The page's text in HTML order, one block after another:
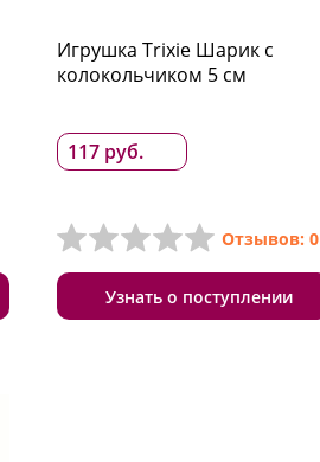
Игрушка Trixie Шарик с
колокольчиком 5 см
117 руб.
Отзывов: 0
Узнать о поступлении